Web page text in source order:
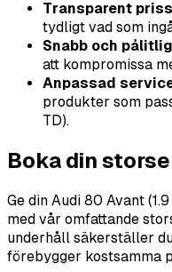
Transparent
tydligt vad som
Snabb och
att kompromissa
Anpassad
produkter som
TD).
Boka din
Ge din Audi 80 Avant
med vår omfattande
underhåll säkerställer
förebygger kostsamma